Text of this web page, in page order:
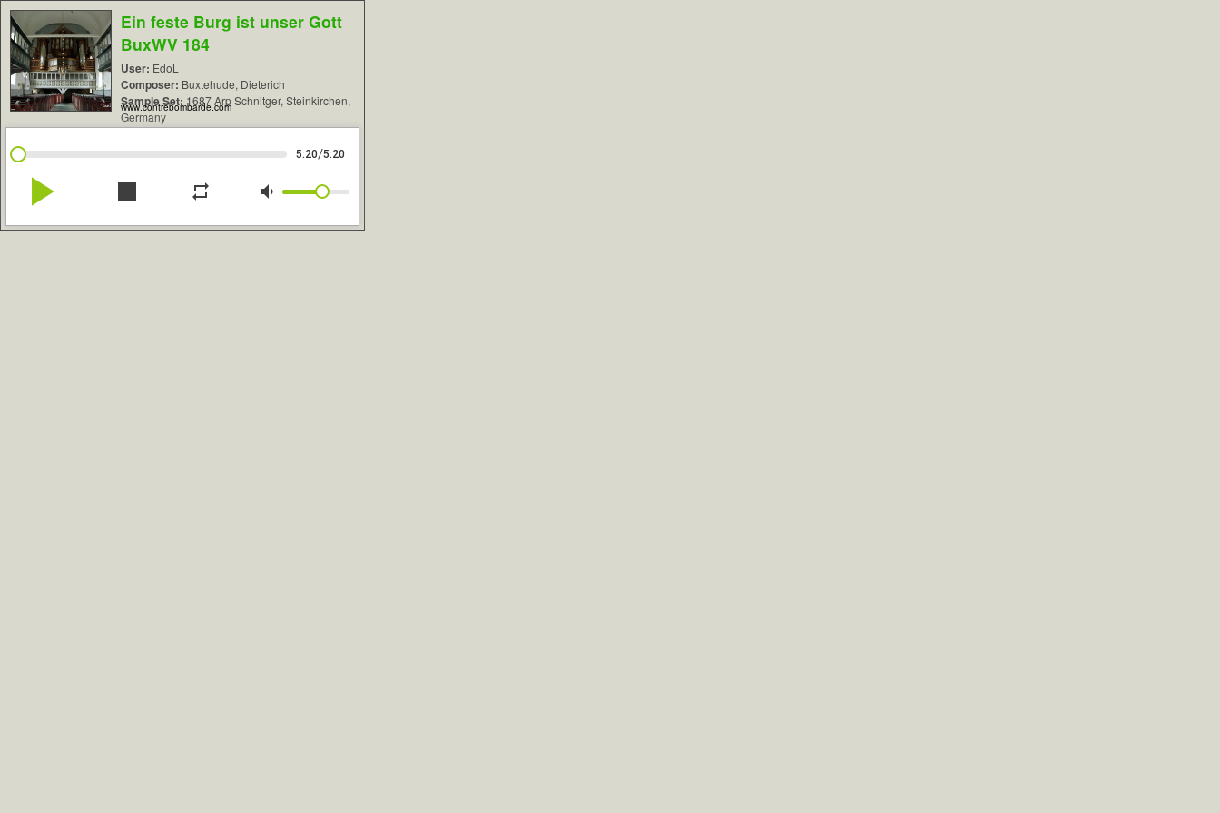
Ein feste Burg ist unser Gott
BuxWV 184
User: EdoL
Composer: Buxtehude, Dieterich
Sample Set: 1687 Arp Schnitger, Steinkirchen,
Germany
www.contrebombarde.com
5:20/5:20
play_arrow stop repeat volume_down